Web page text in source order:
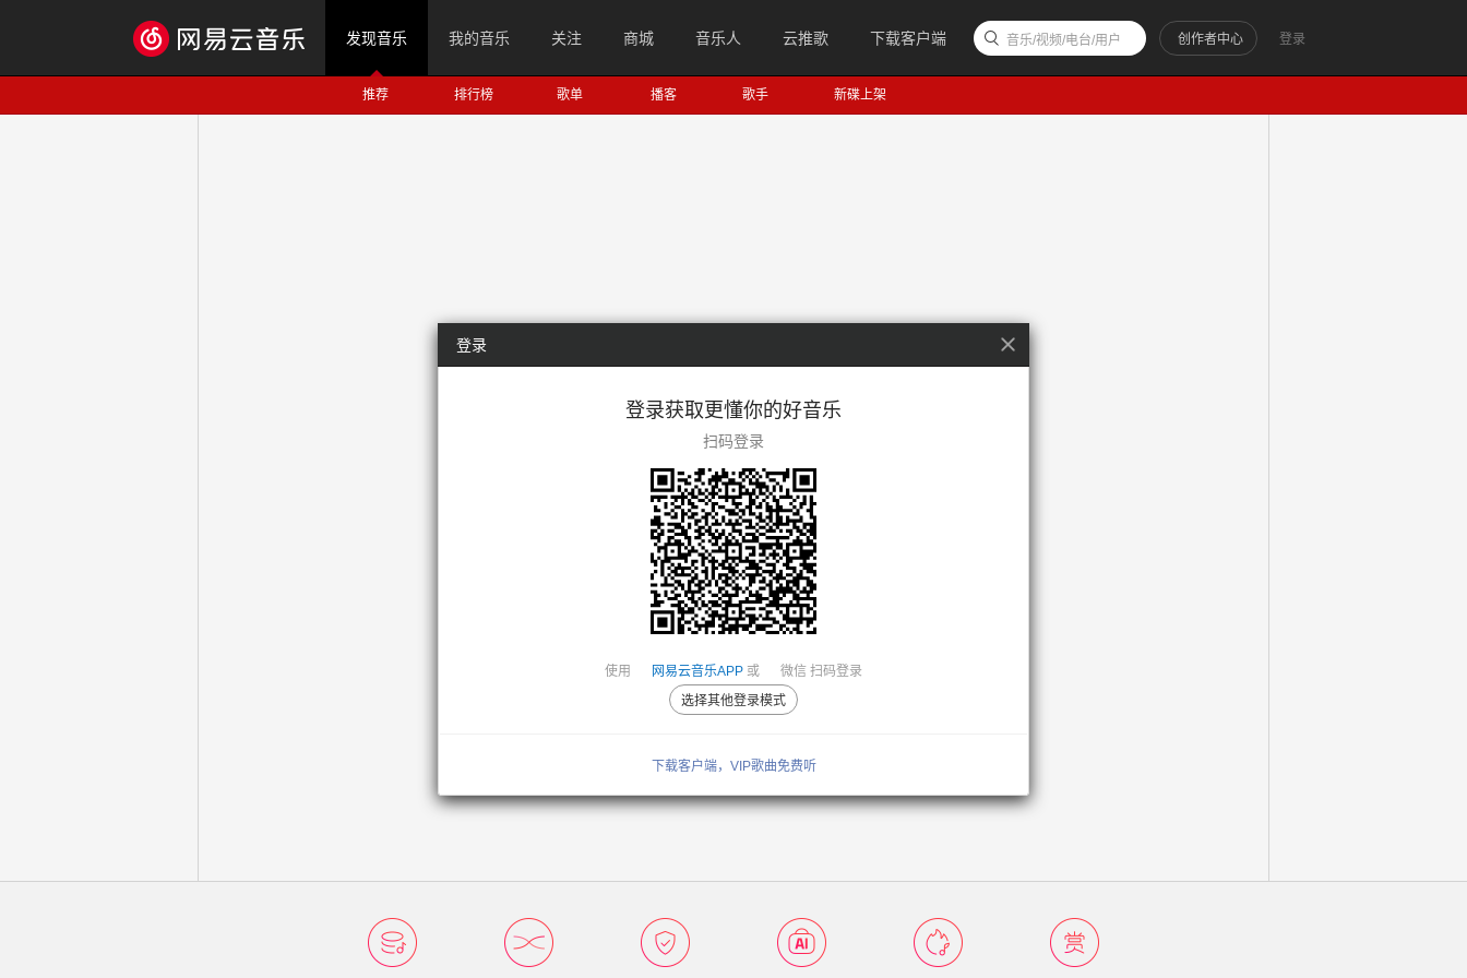
发现音乐 我的音乐 关注 商城 音乐人 云推歌 下载客户端 登录
创作者中心
音乐/视频/电台/用户
推荐 排行榜 歌单 播客 歌手 新碟上架
登录
登录获取更懂你的好音乐
扫码登录
使用 网易云音乐APP 或 微信 扫码登录
选择其他登录模式
下载客户端，VIP歌曲免费听